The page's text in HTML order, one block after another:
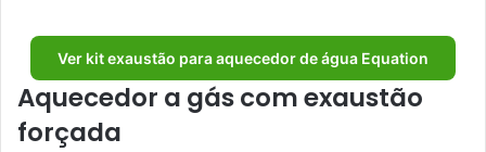
Ver kit exaustão para aquecedor de água Equation
Aquecedor a gás com exaustão
forçada